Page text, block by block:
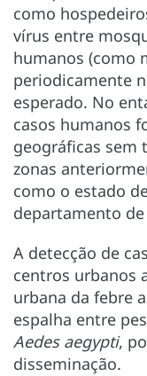
como
vírus entre
humanos (como
periodicamente
esperado. No
casos humanos
geográficas sem
zonas
como o estado
departamento
A detecção de
centros urbanos
urbana da febre
espalha entre
Aedes aegypti,
disseminação.